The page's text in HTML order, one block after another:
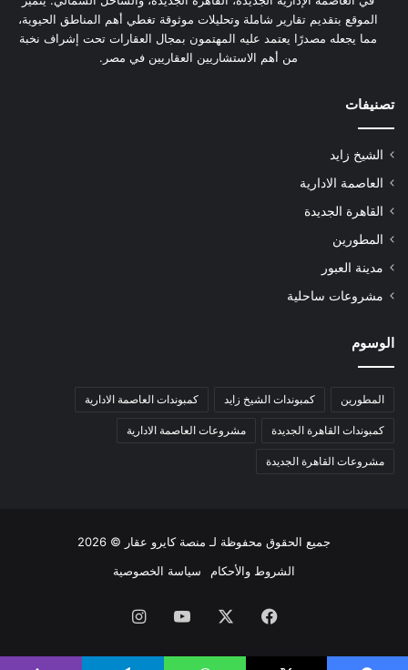
الموقع بتقديم تقارير شاملة وتحليلات موثوقة تغطي أهم المناطق الحيوية،
مما يجعله مصدرًا يعتمد عليه المهتمون بمجال العقارات تحت إشراف نخبة
من أهم الاستشاريين العقاريين في مصر.
تصنيفات
الشيخ زايد
العاصمة الادارية
القاهرة الجديدة
المطورين
مدينة العبور
مشروعات ساحلية
الوسوم
المطورين كمبوندات الشيخ زايد كمبوندات العاصمة الادارية
كمبوندات القاهرة الجديدة مشروعات العاصمة الادارية
مشروعات القاهرة الجديدة
جميع الحقوق محفوظة لـ منصة كايرو عقار © 2026
الشروط والأحكام
سياسة الخصوصية
فيسبوك يوتيوبانستقرام